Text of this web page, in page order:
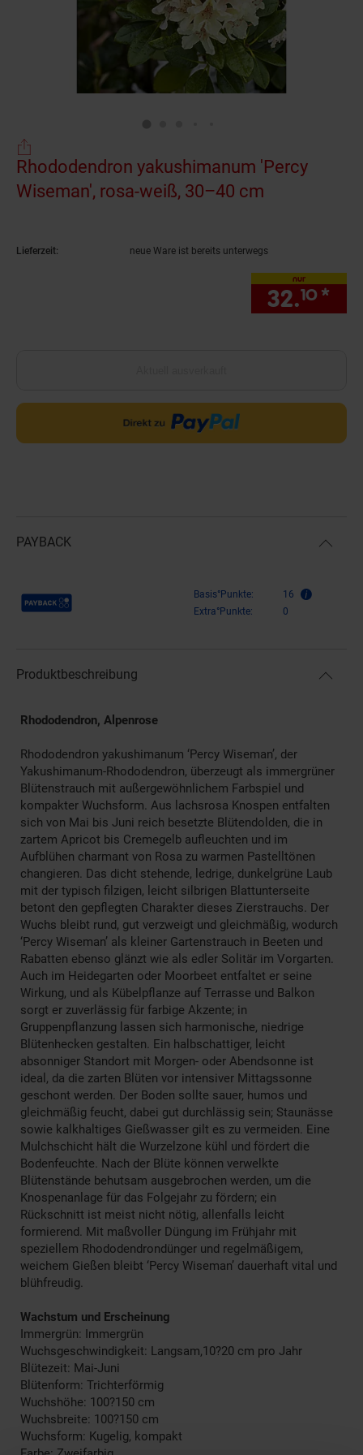
Rhododendron yakushimanum 'Percy
Wiseman', rosa-weiß, 30–40 cm
Lieferzeit: neue Ware ist bereits unterwegs
nur
32.10 *
PAYBACK
Payback Punkte Basis°Punkte:
16
Extra°Punkte:
0
Produktbeschreibung
Rhododendron, Alpenrose
Rhododendron yakushimanum ‘Percy Wiseman’, der
Yakushimanum-Rhododendron, überzeugt als immergrüner
Blütenstrauch mit außergewöhnlichem Farbspiel und
kompakter Wuchsform. Aus lachsrosa Knospen entfalten
sich von Mai bis Juni reich besetzte Blütendolden, die in
zartem Apricot bis Cremegelb aufleuchten und im
Aufblühen charmant von Rosa zu warmen Pastelltönen
changieren. Das dicht stehende, ledrige, dunkelgrüne Laub
mit der typisch filzigen, leicht silbrigen Blattunterseite
betont den gepflegten Charakter dieses Zierstrauchs. Der
Wuchs bleibt rund, gut verzweigt und gleichmäßig, wodurch
‘Percy Wiseman’ als kleiner Gartenstrauch in Beeten und
Rabatten ebenso glänzt wie als edler Solitär im Vorgarten.
Auch im Heidegarten oder Moorbeet entfaltet er seine
Wirkung, und als Kübelpflanze auf Terrasse und Balkon
sorgt er zuverlässig für farbige Akzente; in
Gruppenpflanzung lassen sich harmonische, niedrige
Blütenhecken gestalten. Ein halbschattiger, leicht
absonniger Standort mit Morgen- oder Abendsonne ist
ideal, da die zarten Blüten vor intensiver Mittagssonne
geschont werden. Der Boden sollte sauer, humos und
gleichmäßig feucht, dabei gut durchlässig sein; Staunässe
sowie kalkhaltiges Gießwasser gilt es zu vermeiden. Eine
Mulchschicht hält die Wurzelzone kühl und fördert die
Bodenfeuchte. Nach der Blüte können verwelkte
Blütenstände behutsam ausgebrochen werden, um die
Knospenanlage für das Folgejahr zu fördern; ein
Rückschnitt ist meist nicht nötig, allenfalls leicht
formierend. Mit maßvoller Düngung im Frühjahr mit
speziellem Rhododendrondünger und regelmäßigem,
weichem Gießen bleibt ‘Percy Wiseman’ dauerhaft vital und
blühfreudig.
Wachstum und Erscheinung
Immergrün: Immergrün
Wuchsgeschwindigkeit: Langsam,10?20 cm pro Jahr
Blütezeit: Mai-Juni
Blütenform: Trichterförmig
Wuchshöhe: 100?150 cm
Wuchsbreite: 100?150 cm
Wuchsform: Kugelig, kompakt